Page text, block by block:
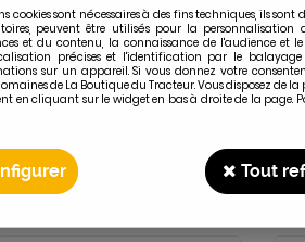
1640
cookies sont nécessaires à des fins techniques, ils
peuvent être utilisés pour la personnalisation
et du contenu, la connaissance de l'audience et
précises et l'identification par le
sur un appareil. Si vous donnez votre
de La Boutique du Tracteur. Vous disposez de
en cliquant sur le widget en bas à droite de la page.
Tout